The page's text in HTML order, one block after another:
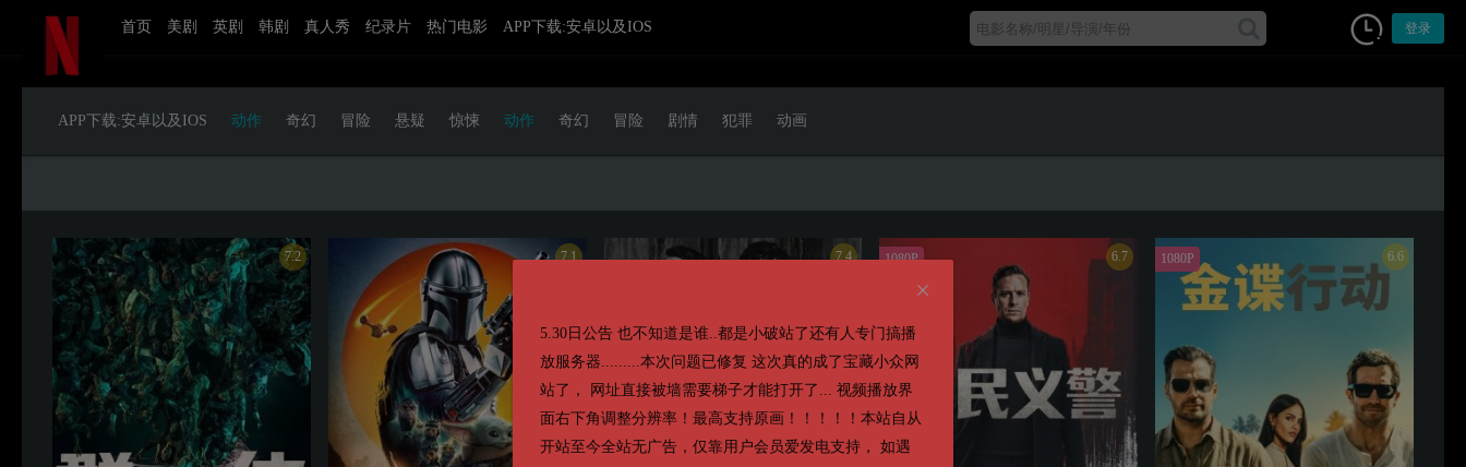
首页 美剧 英剧 韩剧 真人秀 纪录片 热门电影 APP下载:安卓以及IOS 登录
5.30日公告 也不知道是谁..都是小破站了还有人专门搞播
放服务器.........本次问题已修复 这次真的成了宝藏小众网
站了， 网址直接被墙需要梯子才能打开了... 视频播放界
面右下角调整分辨率！最高支持原画！！！！！本站自从
开站至今全站无广告，仅靠用户会员爱发电支持， 如遇
APP下载:安卓以及IOS 动作 奇幻 冒险 悬疑 惊悚 动作 奇幻 冒险 剧情 犯罪 动画
7.2 7.1 7.4 1080P 6.7 1080P 6.6